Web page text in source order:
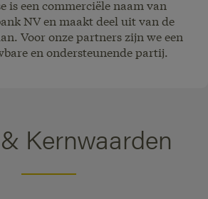
is een commerciële naam van
NV en maakt deel uit van de
Voor onze partners zijn we een
en ondersteunende partij.
Kernwaarden